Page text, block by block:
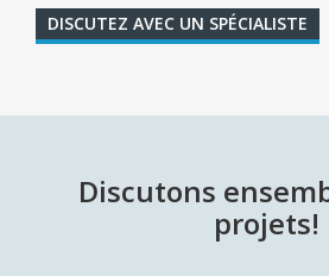
DISCUTEZ AVEC UN SPÉCIALISTE
Discutons
projets!